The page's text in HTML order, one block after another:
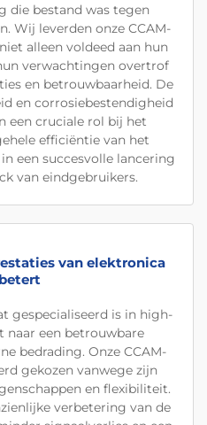
die bestand was tegen
Wij leverden onze CCAM-
alleen voldeed aan hun
verwachtingen overtrof
en betrouwbaarheid. De
en corrosiebestendigheid
een cruciale rol bij het
efficiëntie van het
een succesvolle lancering
van eindgebruikers.
van elektronica
gespecialiseerd is in high-
naar een betrouwbare
bedrading. Onze CCAM-
gekozen vanwege zijn
en flexibiliteit.
verbetering van de